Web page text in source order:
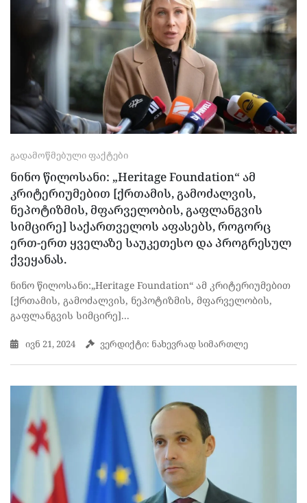
ᲒᲐᲓᲐᲛᲝᲬᲛᲔᲑᲣᲚᲘ ᲤᲐᲥᲢᲔᲑᲘ
ნინო წილოსანი: „Heritage Foundation“ ამ
კრიტერიუმებით [ქრთამის, გამოძალვის,
ნეპოტიზმის, მფარველობის, გაფლანგვის
სიმცირე] საქართველოს აფასებს, როგორც
ერთ-ერთ ყველაზე საუკეთესო და პროგრესულ
ქვეყანას.
ნინო წილოსანი:„Heritage Foundation“ ამ კრიტერიუმებით
[ქრთამის, გამოძალვის, ნეპოტიზმის, მფარველობის,
გაფლანგვის სიმცირე]...
ივნ 21, 2024 ვერდიქტი: ნახევრად სიმართლე